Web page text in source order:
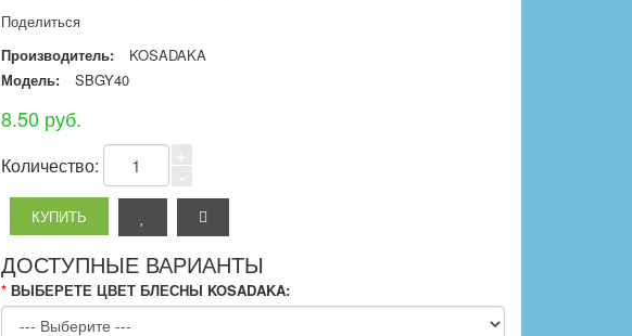
Поделиться
Производитель:
KOSADAKA
Модель:
SBGY40
8.50 руб.
Количество:
ДОСТУПНЫЕ ВАРИАНТЫ
* ВЫБЕРЕТЕ ЦВЕТ БЛЕСНЫ KOSADAKA: